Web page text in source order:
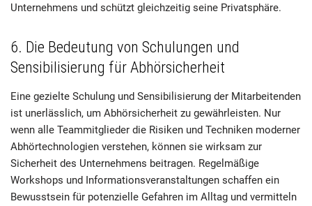
Unternehmens und schützt gleichzeitig seine Privatsphäre.
6. Die Bedeutung von Schulungen und
Sensibilisierung für Abhörsicherheit
Eine gezielte Schulung und Sensibilisierung der Mitarbeitenden
ist unerlässlich, um Abhörsicherheit zu gewährleisten. Nur
wenn alle Teammitglieder die Risiken und Techniken moderner
Abhörtechnologien verstehen, können sie wirksam zur
Sicherheit des Unternehmens beitragen. Regelmäßige
Workshops und Informationsveranstaltungen schaffen ein
Bewusstsein für potenzielle Gefahren im Alltag und vermitteln